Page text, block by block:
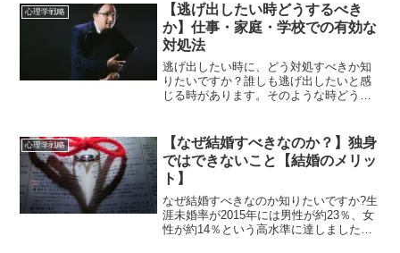
心理学戦略
【逃げ出したい時どうするべき
か】仕事・家庭・学校での有効な
対処法
逃げ出したい時に、どう対処すべきか知
りたいですか？誰しも逃げ出したいと感
じる時があります。そのような時どう対
じた時にどうすべきかを、それぞれの場
面ごとに説明します。辛い...
心理学戦略
【なぜ結婚すべきなのか？】独身
ではできないこと【結婚のメリッ
ト】
なぜ結婚すべきなのか知りたいですか?生
涯未婚率が2015年には男性が約23％、女
性が約14％という高水準に達しました。